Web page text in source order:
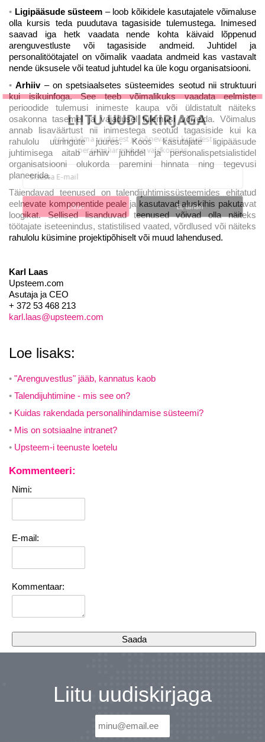
Ligipääsude süsteem – loob kõikidele kasutajatele võimaluse
olla kursis teda puudutava tagasiside tulemustega. Inimesed
saavad iga hetk vaadata nende kohta käivaid lõppenud
arenguvestluste või tagasiside andmeid. Juhtidel ja
personalitöötajatel on võimalik vaadata andmeid kas vastavalt
nende üksusele või teatud juhtudel ka üle kogu organisatsiooni.
Arhiiv– on spetsiaalsetes süsteemides seotud nii struktuuri
kui isikuinfoga. See teeb võimalikuks vaadata eelmiste
perioodide tulemusi inimeste kaupa või üldistatult näiteks
osakonna tasemel ja vajadusel tulemusi võrrelda. Võimalus
annab lisaväärtust nii inimestega seotud tagasiside kui ka
rahulolu uuringute juures. Koos kasutajate ligipääsude
juhtimisega aitab arhiiv juhtidel ja personalispetsialistidel
organisatsiooni olukorda paremini hinnata ning tegevusi
planeerida.
Täiendavad teenused on talendijuhtimissüsteemides ehitatud
eelnevate komponentide peale ja kasutavad aluskihis pakutavat
loogikat. Sellised lisanduvad teenused võivad olla näiteks
töötajate iseteenindus, statistilised vaated, võrdlused või näiteks
rahulolu küsimine projektipõhiselt või muud lahendused.
Karl Laas
Upsteem.com
Asutaja ja CEO
+ 372 53 468 213
karl.laas@upsteem.com
Loe lisaks:
"Arenguvestlus" jääb, kannatus kaob
Talendijuhtimine - mis see on?
Kuidas rakendada personalihindamise süsteemi?
Mis on sotsiaalne intranet?
Upsteem-i teenuste loetelu
Kommenteeri:
Nimi:
E-mail:
Kommentaar:
Liitu uudiskirjaga
LIITU UUDISKIRJAGA
Ära jää ilma uudistest ja põnevatest lugudest
personaliarenduse valdkonnas
Ei, tänan
Liitun